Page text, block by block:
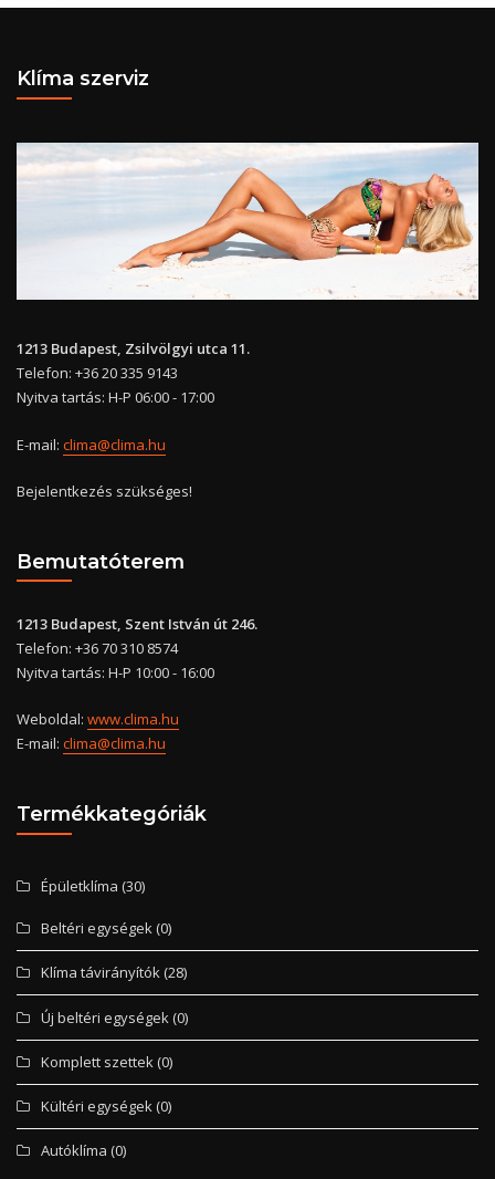
Klíma szerviz
1213 Budapest, Zsilvölgyi utca 11.
Telefon: +36 20 335 9143
Nyitva tartás: H-P 06:00 - 17:00
E-mail: clima@clima.hu
Bejelentkezés szükséges!
Bemutatóterem
1213 Budapest, Szent István út 246.
Telefon: +36 70 310 8574
Nyitva tartás: H-P 10:00 - 16:00
Weboldal: www.clima.hu
E-mail: clima@clima.hu
Termékkategóriák
Épületklíma (30)
Beltéri egységek (0)
Klíma távirányítók (28)
Új beltéri egységek (0)
Komplett szettek (0)
Kültéri egységek (0)
Autóklíma (0)